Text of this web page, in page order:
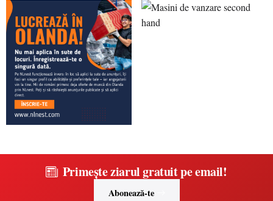
Primește ziarul gratuit pe email!
Abonează-te